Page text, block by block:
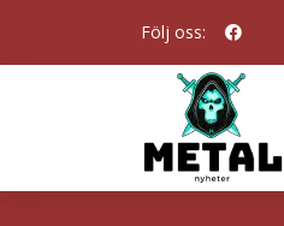
Följ oss: